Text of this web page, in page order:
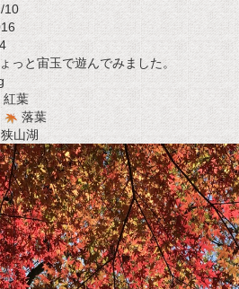
10
4
っと宙玉で遊んでみました。
紅葉
落葉
山湖